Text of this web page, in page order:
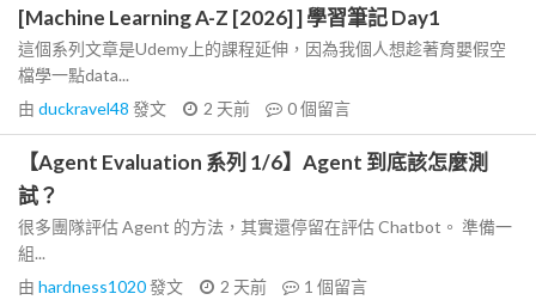
[Machine Learning A-Z [2026] ] 學習筆記 Day1
這個系列文章是Udemy上的課程延伸，因為我個人想趁著育嬰假空
檔學一點data...
由 duckravel48 發文 2 天前 0個留言
【Agent Evaluation 系列 1/6】Agent 到底該怎麼測
試？
很多團隊評估 Agent 的方法，其實還停留在評估 Chatbot。 準備一
組...
由 hardness1020發文 2 天前 1 個留言